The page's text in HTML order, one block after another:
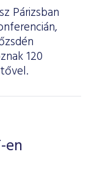
Párizsban
120
en